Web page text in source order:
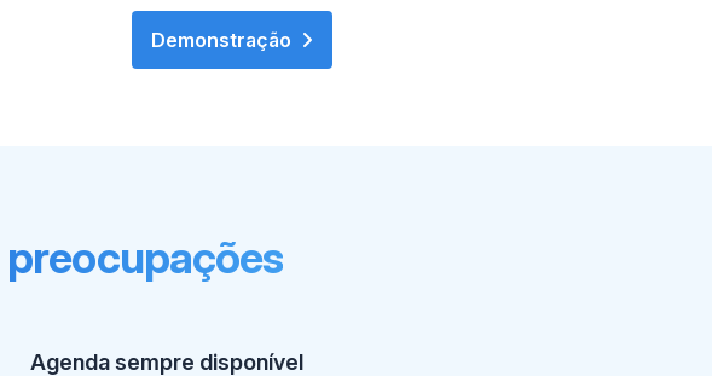
Demonstração
preocupações
Agenda sempre disponível